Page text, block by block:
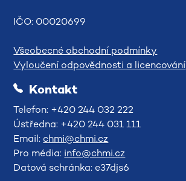
IČO: 00020699
Všeobecné obchodní podmínky
Vyloučení odpovědnosti a licencování
Kontakt
Telefon: +420 244 032 222
Ústředna: +420 244 031 111
Email: chmi@chmi.cz
Pro média: info@chmi.cz
Datová schránka: e37djs6